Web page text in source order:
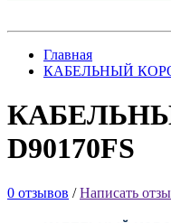
Главная
КАБЕЛЬНЫЙ
D90170FS
0 отзывов /Написать